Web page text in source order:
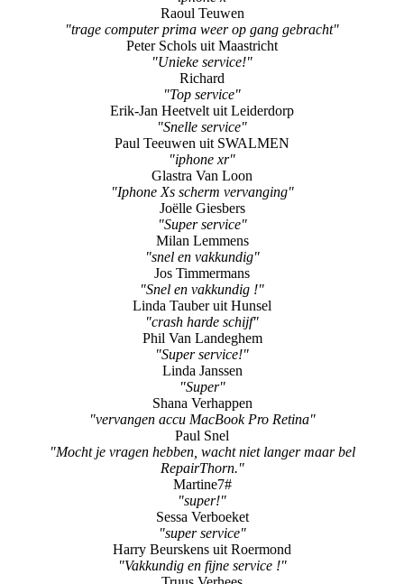
Raoul Teuwen
"trage computer prima weer op gang gebracht"
Peter Schols uit Maastricht
"Unieke service!"
Richard
"Top service"
Erik-Jan Heetvelt uit Leiderdorp
"Snelle service"
Paul Teeuwen uit SWALMEN
"iphone xr"
Glastra Van Loon
"Iphone Xs scherm vervanging"
Joëlle Giesbers
"Super service"
Milan Lemmens
"snel en vakkundig"
Jos Timmermans
"Snel en vakkundig !"
Linda Tauber uit Hunsel
"crash harde schijf"
Phil Van Landeghem
"Super service!"
Linda Janssen
"Super"
Shana Verhappen
"vervangen accu MacBook Pro Retina"
Paul Snel
"Mocht je vragen hebben, wacht niet langer maar bel
RepairThorn."
Martine7#
"super!"
Sessa Verboeket
"super service"
Harry Beurskens uit Roermond
"Vakkundig en fijne service !"